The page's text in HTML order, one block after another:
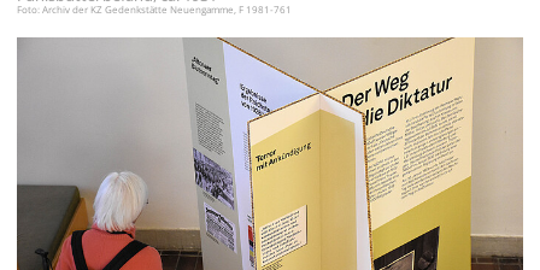
語
Foto: Archiv der KZ Gedenkstätte Neuengamme, F 1981-761